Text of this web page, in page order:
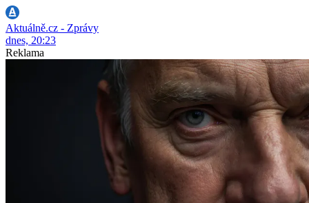
Aktuálně.cz - Zprávy
dnes, 20:23
Reklama